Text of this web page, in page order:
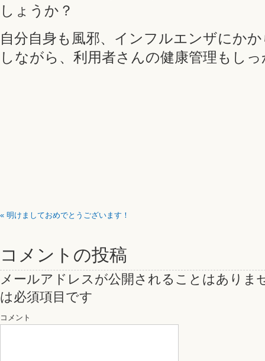
しょうか？
自分自身も風邪、インフルエンザにか
しながら、利用者さんの健康管理もし
« 明けましておめでとうございます！
コメントの投稿
メールアドレスが公開されることはありま
は必須項目です
コメント